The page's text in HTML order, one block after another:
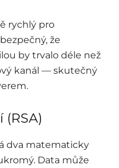
rychlý pro
že
by trvalo déle než
kanál — skutečný
dva matematicky
Data může